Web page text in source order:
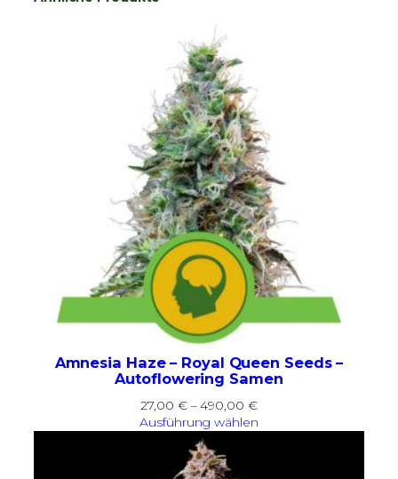
Amnesia Haze – Royal Queen Seeds –
Autoflowering Samen
27,00 € –490,00 €Preisspanne:
27,00 €
Ausführung wählen